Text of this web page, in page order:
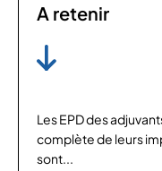
A retenir
Les EPD des
complète de leurs
sont...